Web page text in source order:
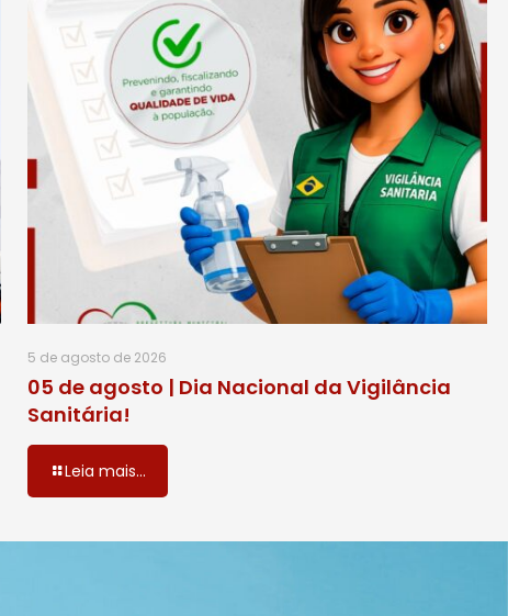
5 de agosto de 2026
05 de agosto | Dia Nacional da Vigilância
Sanitária!
Leia mais...